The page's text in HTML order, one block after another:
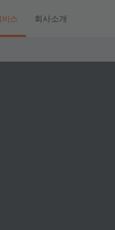
스 회사소개